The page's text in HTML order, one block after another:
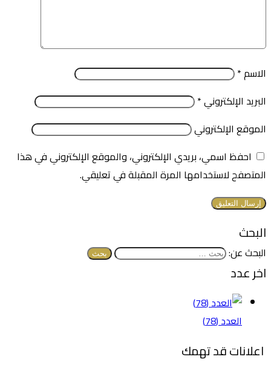
الاسم*
البريد الإلكتروني*
الموقع الإلكتروني
احفظ اسمي، بريدي الإلكتروني، والموقع الإلكتروني في هذا
المتصفح لاستخدامها المرة المقبلة في تعليقي.
البحث
البحث عن:
اخر عدد
العدد (78)
اعلانات قد تهمك